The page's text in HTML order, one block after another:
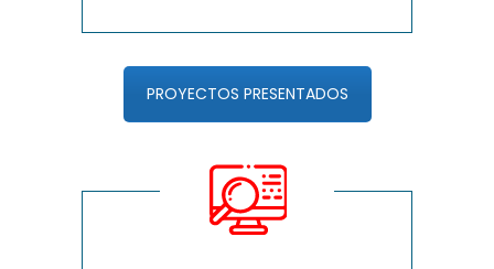
PROYECTOS PRESENTADOS